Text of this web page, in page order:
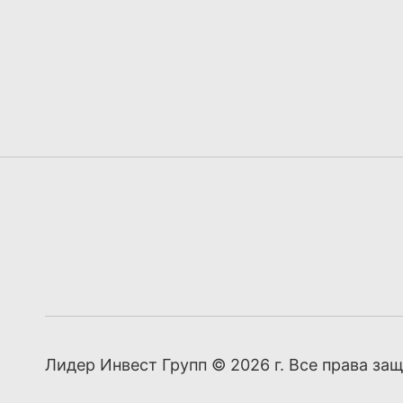
Лидер Инвест Групп © 2026 г. Все права